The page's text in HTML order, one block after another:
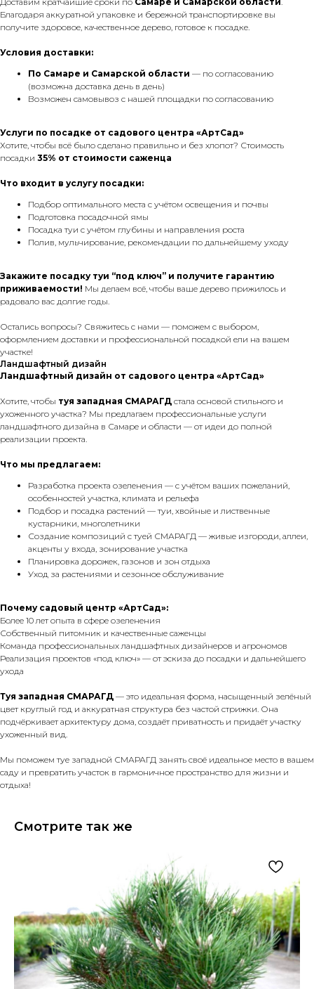
Благодаря аккуратной упаковке и бережной транспортировке вы
получите здоровое, качественное дерево, готовое к посадке.
Условия доставки:
По Самаре и Самарской области — по согласованию
(возможна доставка день в день)
Возможен самовывоз с нашей площадки по согласованию
Услуги по посадке от садового центра «АртСад»
Хотите, чтобы всё было сделано правильно и без хлопот? Стоимость
посадки 35% от стоимости саженца
Что входит в услугу посадки:
Подбор оптимального места с учётом освещения и почвы
Подготовка посадочной ямы
Посадка туи с учётом глубины и направления роста
Полив, мульчирование, рекомендации по дальнейшему уходу
Закажите посадку туи “под ключ” и получите гарантию
приживаемости! Мы делаем всё, чтобы ваше дерево прижилось и
радовало вас долгие годы.
Остались вопросы? Свяжитесь с нами — поможем с выбором,
оформлением доставки и профессиональной посадкой ели на вашем
участке!
Ландшафтный дизайн
Ландшафтный дизайн от садового центра «АртСад»
Хотите, чтобы туя западная СМАРАГД стала основой стильного и
ухоженного участка? Мы предлагаем профессиональные услуги
ландшафтного дизайна в Самаре и области — от идеи до полной
реализации проекта.
Что мы предлагаем:
Разработка проекта озеленения — с учётом ваших пожеланий,
особенностей участка, климата и рельефа
Подбор и посадка растений — туи, хвойные и лиственные
кустарники, многолетники
Создание композиций с туей СМАРАГД — живые изгороди, аллеи,
акценты у входа, зонирование участка
Планировка дорожек, газонов и зон отдыха
Уход за растениями и сезонное обслуживание
Почему садовый центр «АртСад»:
Более 10 лет опыта в сфере озеленения
Собственный питомник и качественные саженцы
Команда профессиональных ландшафтных дизайнеров и агрономов
Реализация проектов «под ключ» — от эскиза до посадки и дальнейшего
ухода
Туя западная СМАРАГД — это идеальная форма, насыщенный зелёный
цвет круглый год и аккуратная структура без частой стрижки. Она
подчёркивает архитектуру дома, создаёт приватность и придаёт участку
ухоженный вид.
Мы поможем туе западной СМАРАГД занять своё идеальное место в вашем
саду и превратить участок в гармоничное пространство для жизни и
отдыха!
Смотрите так же